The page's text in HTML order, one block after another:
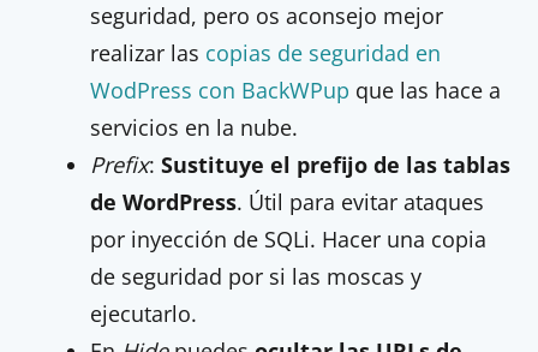
seguridad, pero os aconsejo mejor
realizar las copias de seguridad en
WodPress con BackWPup que las hace a
servicios en la nube.
Prefix: Sustituye el prefijo de las tablas
de WordPress. Útil para evitar ataques
por inyección de SQLi. Hacer una copia
de seguridad por si las moscas y
ejecutarlo.